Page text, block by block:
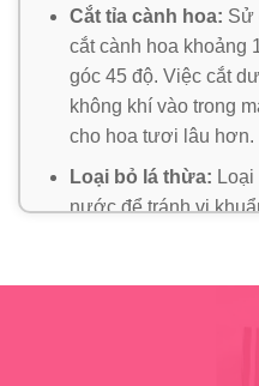
Cắt tỉa cành hoa: Sử
cắt cành hoa khoảng
góc 45 độ. Việc cắt
không khí vào trong
cho hoa tươi lâu hơn.
Loại bỏ lá thừa:
nước để tránh vi
bình mỗi 1-2 ngày để